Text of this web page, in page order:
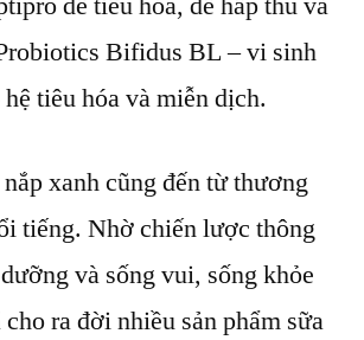
Bifidus BL – vi sinh
tiêu hóa và miễn dịch.
xanhcũng đến từ thương
tiếng. Nhờ chiến lược thông
và sống vui, sống khỏe
ra đời nhiều sản phẩm sữa